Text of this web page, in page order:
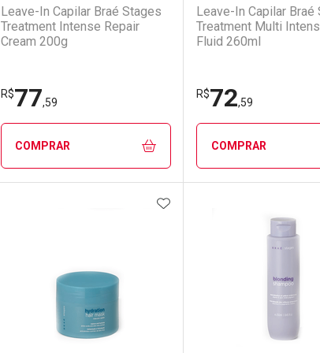
Leave-In Capilar Braé Stages
Treatment Intense Repair
Cream 200g
R$77,59
COMPRAR
FECHAR
FECHAR
Leave-In Capilar Braé
Treatment Multi
Fluid 260ml
R$72,59
COMPRAR
Laboratório
Por Menos
ADICIONAR AOS